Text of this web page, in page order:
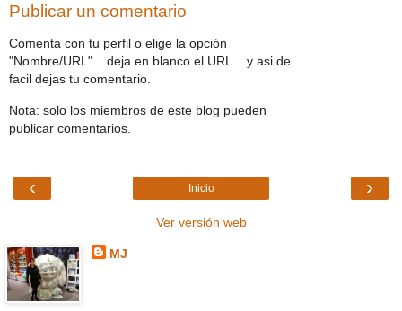
Publicar un comentario
Comenta con tu perfil o elige la opción
"Nombre/URL"... deja en blanco el URL... y asi de
facil dejas tu comentario.
Nota: solo los miembros de este blog pueden
publicar comentarios.
‹ ›
Inicio
Ver versión web
MJ